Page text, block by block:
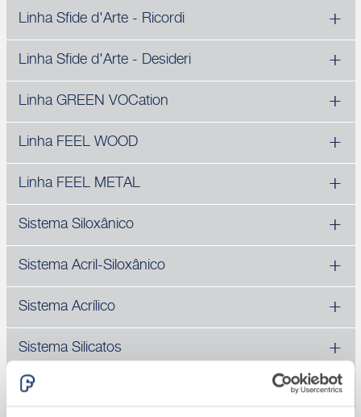
Linha Sfide d'Arte - Ricordi
Linha Sfide d'Arte - Desideri
Linha GREEN VOCation
Linha FEEL WOOD
Linha FEEL METAL
Sistema Siloxânico
Sistema Acril-Siloxânico
Sistema Acrílico
Sistema Silicatos
Produtos Complementares